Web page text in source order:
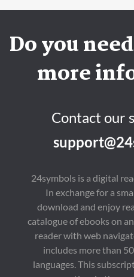
Do you
more
Contact our
24symbols is a digital
In exchange for a
download and enjoy
catalogue of ebooks on
reader with web
includes more than
languages. This